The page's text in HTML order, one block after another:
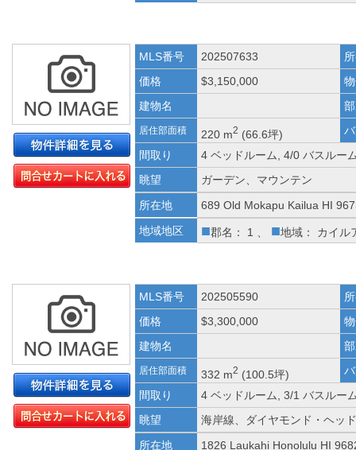
MLS番号 202507633
価格
$3,150,000
建物名
居住部面積 220 m2 (66.6坪)
間取り
4 ベッドルーム, 4/0 バスルー
眺望
ガーデン、マウンテン
所在地
689 Old Mokapu Kailua HI
地域地区
■郡名： 1 、 ■地域： カイル
MLS番号 202505590
価格
$3,300,000
建物名
居住部面積 332 m2 (100.5坪)
間取り
4 ベッドルーム, 3/1 バスルー
眺望
海岸線、ダイヤモンド・ヘッ
所在地
1826 Laukahi Honolulu HI